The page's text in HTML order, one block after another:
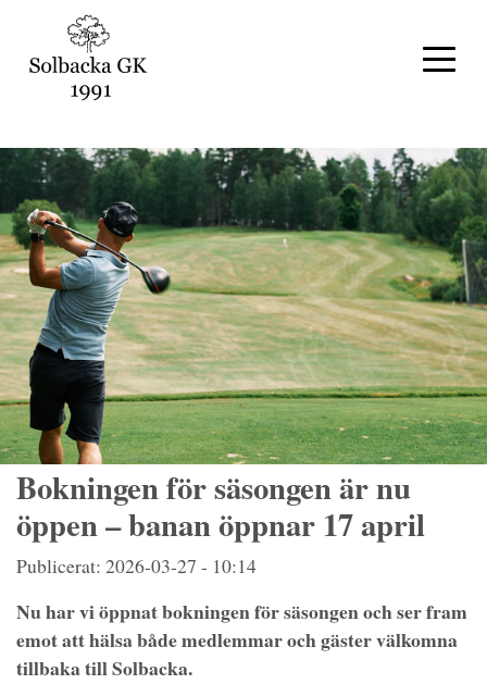
Bokningen för säsongen är nu
öppen – banan öppnar 17 april
Publicerat: 2026-03-27 - 10:14
Nu har vi öppnat bokningen för säsongen och ser fram
emot att hälsa både medlemmar och gäster välkomna
tillbaka till Solbacka.